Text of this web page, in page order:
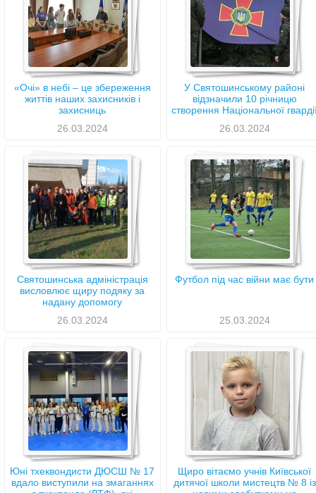
«Очі» в небі – це збереження
життів наших захисників і
захисниць
26.03.2024
У Святошинському районі
відзначили 10 річницю
створення Національної
26.03.2024
Святошинська адміністрація
висловлює щиру подяку за
надану допомогу
26.03.2024
Футбол під час війни має бути
25.03.2024
Юні тхеквондисти ДЮСШ № 17
вдало виступили на змаганнях
Щиро вітаємо учнів Київської
дитячої школи мистецтв № 8 із